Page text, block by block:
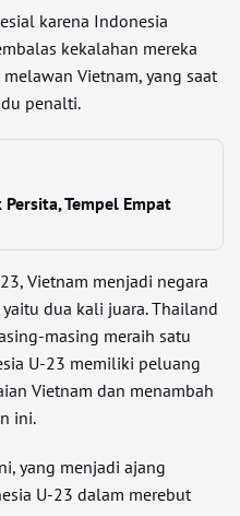
karena Indonesia
kekalahan mereka
Vietnam, yang saat
penalti.
Tempel Empat
Vietnam menjadi negara
dua kali juara. Thailand
masing meraih satu
U-23 memiliki peluang
Vietnam dan menambah
ini.
yang menjadi ajang
U-23 dalam merebut